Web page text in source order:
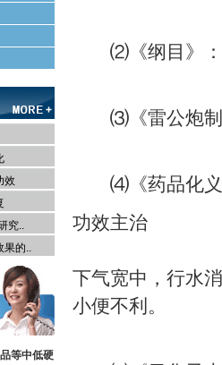
效
究..
果的..
等中低硬
⑵《纲目》：“
⑶《雷公炮制药
⑷《药品化义》
功效主治
下气宽中，行水
小便不利。